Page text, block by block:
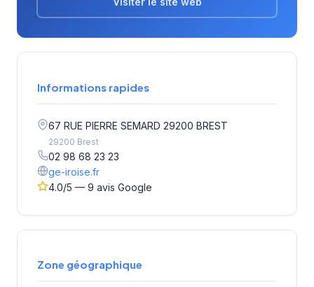
Informations rapides
67 RUE PIERRE SEMARD 29200 BREST
29200 Brest
02 98 68 23 23
ge-iroise.fr
4.0/5 — 9 avis Google
Zone géographique